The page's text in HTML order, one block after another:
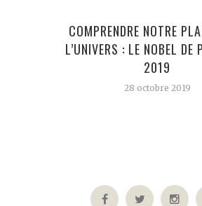
COMPRENDRE NOTRE
L’UNIVERS : LE NOBEL DE
2019
28 octobre 2019